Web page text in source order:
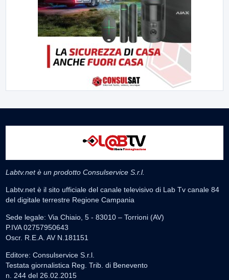
Labtv.net è un prodotto Consulservice S.r.l.
Labtv.net è il sito ufficiale del canale televisivo di Lab Tv canale 84
del digitale terrestre Regione Campania
Sede legale: Via Chiaio, 5 - 83010 – Torrioni (AV)
P.IVA 02757950643
Oscr. R.E.A. AV N.181151
Editore: Consulservice S.r.l.
Testata giornalistica Reg. Trib. di Benevento
n. 244 del 26.02.2015